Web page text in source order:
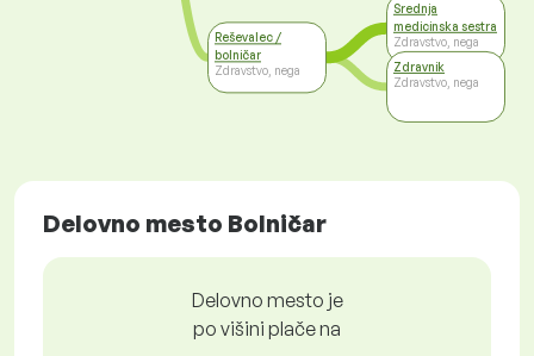
Reševalec /
bolničar
Zdravstvo, nega
Srednja
medicinska sestra
Zdravstvo, nega
Zdravnik
Zdravstvo, nega
Delovno mesto Bolničar
Delovno mesto je
po višini plače na